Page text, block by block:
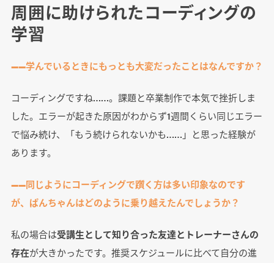
周囲に助けられたコーディングの
学習
――学んでいるときにもっとも大変だったことはなんですか？
コーディングですね……。課題と卒業制作で本気で挫折しま
した。エラーが起きた原因がわからず1週間くらい同じエラー
で悩み続け、「もう続けられないかも……」と思った経験が
あります。
――同じようにコーディングで躓く方は多い印象なのです
が、ぱんちゃんはどのように乗り越えたんでしょうか？
私の場合は受講生として知り合った友達とトレーナーさんの
存在が大きかったです。推奨スケジュールに比べて自分の進